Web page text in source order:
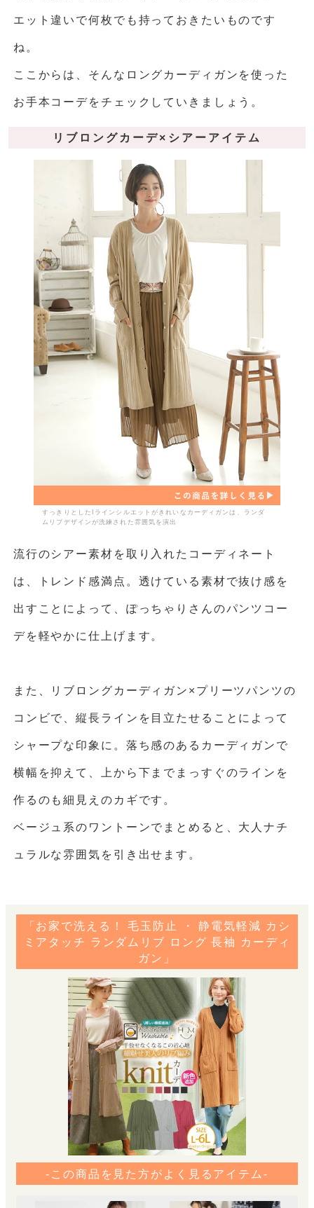
エット違いで何枚でも持っておきたいものです
ね。
ここからは、そんなロングカーディガンを使った
お手本コーデをチェックしていきましょう。
リブロングカーデ×シアーアイテム
すっきりとしたIラインシルエットがきれいなカーディガンは、ランダ
ムリブデザインが洗練された雰囲気を演出
流行のシアー素材を取り入れたコーディネート
は、トレンド感満点。透けている素材で抜け感を
出すことによって、ぽっちゃりさんのパンツコー
デを軽やかに仕上げます。
また、リブロングカーディガン×プリーツパンツの
コンビで、縦長ラインを目立たせることによって
シャープな印象に。落ち感のあるカーディガンで
横幅を抑えて、上から下までまっすぐのラインを
作るのも細見えのカギです。
ベージュ系のワントーンでまとめると、大人ナチ
ュラルな雰囲気を引き出せます。
「お家で洗える！ 毛玉防止 ・ 静電気軽減 カシ
ミアタッチ ランダムリブ ロング 長袖 カーディ
ガン」
-この商品を見た方がよく見るアイテム-